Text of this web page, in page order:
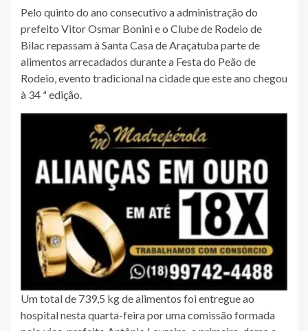
Pelo quinto do ano consecutivo a administração do
prefeito Vitor Osmar Bonini e o Clube de Rodeio de
Bilac repassam à Santa Casa de Araçatuba parte de
alimentos arrecadados durante a Festa do Peão de
Rodeio, evento tradicional na cidade que este ano chegou
à 34 ª edição.
Um total de 739,5 kg de alimentos foi entregue ao
hospital nesta quarta-feira por uma comissão formada